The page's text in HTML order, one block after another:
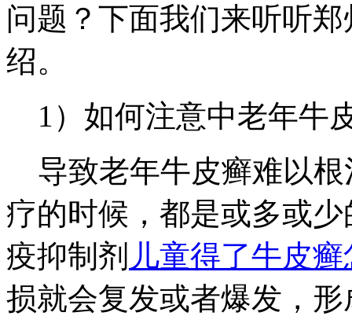
问题？下面我们来听听
绍。
1）如何注意中老年牛
导致老年牛皮癣难以根
疗的时候，都是或多或
疫抑制剂 儿童得了牛皮
损就会复发或者爆发，